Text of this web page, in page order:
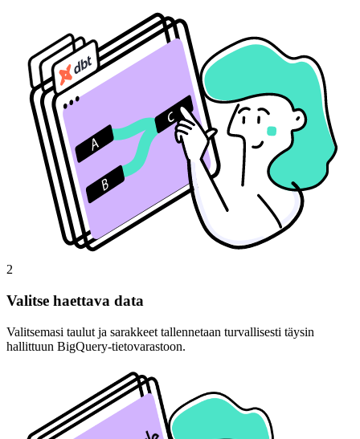
2
Valitse haettava data
Valitsemasi taulut ja sarakkeet tallennetaan turvallisesti täysin
hallittuun BigQuery-tietovarastoon.